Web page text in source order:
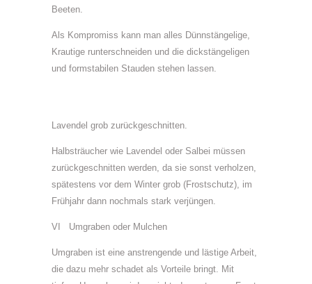
Beeten.
Als Kompromiss kann man alles Dünnstängelige,
Krautige runterschneiden und die dickstängeligen
und formstabilen Stauden stehen lassen.
Lavendel grob zurückgeschnitten.
Halbsträucher wie Lavendel oder Salbei müssen
zurückgeschnitten werden, da sie sonst verholzen,
spätestens vor dem Winter grob (Frostschutz), im
Frühjahr dann nochmals stark verjüngen.
VI Umgraben oder Mulchen
Umgraben ist eine anstrengende und lästige Arbeit,
die dazu mehr schadet als Vorteile bringt. Mit